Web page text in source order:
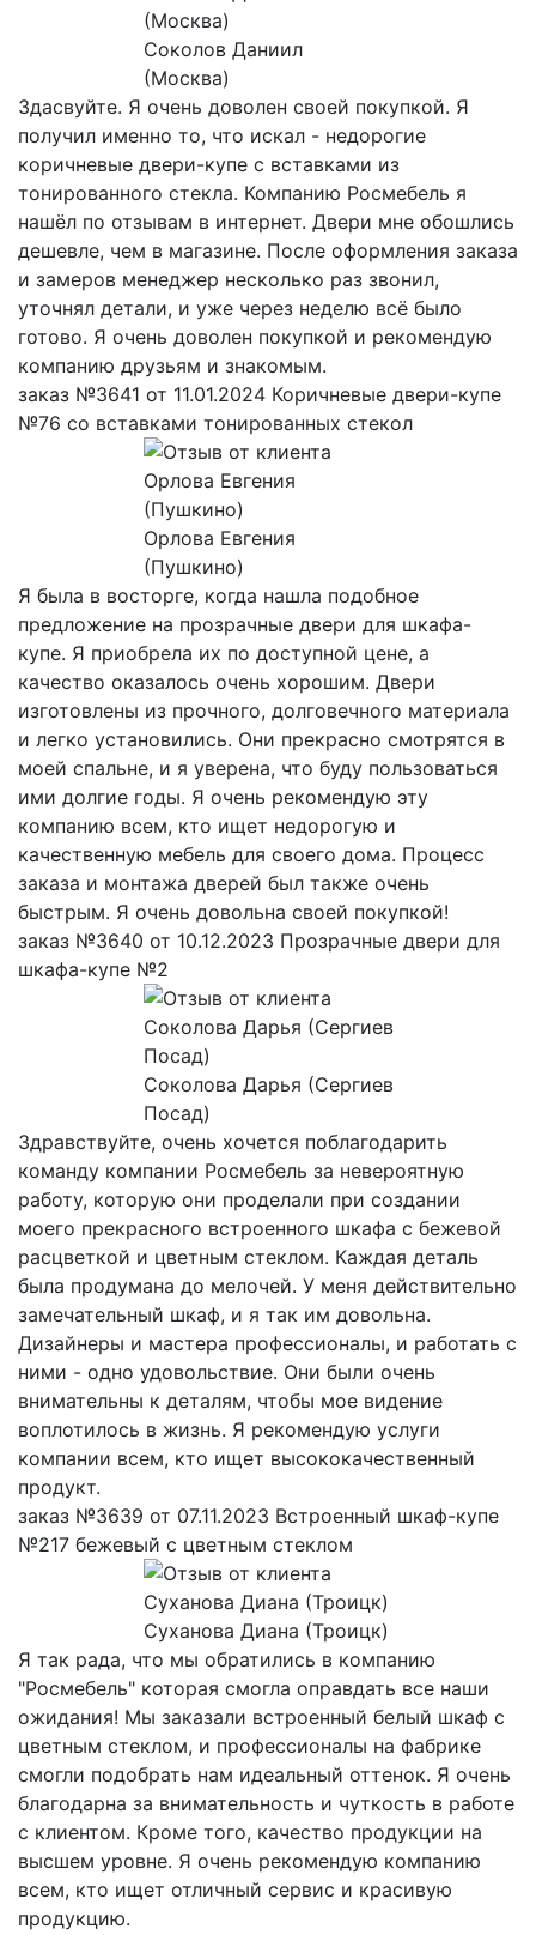
Соколов Даниил
(Москва)
Здасвуйте. Я очень доволен своей покупкой. Я
получил именно то, что искал - недорогие
коричневые двери-купе с вставками из
тонированного стекла. Компанию Росмебель я
нашёл по отзывам в интернет. Двери мне обошлись
дешевле, чем в магазине. После оформления заказа
и замеров менеджер несколько раз звонил,
уточнял детали, и уже через неделю всё было
готово. Я очень доволен покупкой и рекомендую
компанию друзьям и знакомым.
заказ №3641 от 11.01.2024 Коричневые двери-купе
№76 со вставками тонированных стекол
Орлова Евгения
(Пушкино)
Я была в восторге, когда нашла подобное
предложение на прозрачные двери для шкафа-
купе. Я приобрела их по доступной цене, а
качество оказалось очень хорошим. Двери
изготовлены из прочного, долговечного материала
и легко установились. Они прекрасно смотрятся в
моей спальне, и я уверена, что буду пользоваться
ими долгие годы. Я очень рекомендую эту
компанию всем, кто ищет недорогую и
качественную мебель для своего дома. Процесс
заказа и монтажа дверей был также очень
быстрым. Я очень довольна своей покупкой!
заказ №3640 от 10.12.2023 Прозрачные двери для
шкафа-купе №2
Соколова Дарья (Сергиев
Посад)
Здравствуйте, очень хочется поблагодарить
команду компании Росмебель за невероятную
работу, которую они проделали при создании
моего прекрасного встроенного шкафа с бежевой
расцветкой и цветным стеклом. Каждая деталь
была продумана до мелочей. У меня действительно
замечательный шкаф, и я так им довольна.
Дизайнеры и мастера профессионалы, и работать с
ними - одно удовольствие. Они были очень
внимательны к деталям, чтобы мое видение
воплотилось в жизнь. Я рекомендую услуги
компании всем, кто ищет высококачественный
продукт.
заказ №3639 от 07.11.2023 Встроенный шкаф-купе
№217 бежевый с цветным стеклом
Суханова Диана (Троицк)
Я так рада, что мы обратились в компанию
"Росмебель" которая смогла оправдать все наши
ожидания! Мы заказали встроенный белый шкаф с
цветным стеклом, и профессионалы на фабрике
смогли подобрать нам идеальный оттенок. Я очень
благодарна за внимательность и чуткость в работе
с клиентом. Кроме того, качество продукции на
высшем уровне. Я очень рекомендую компанию
всем, кто ищет отличный сервис и красивую
продукцию.